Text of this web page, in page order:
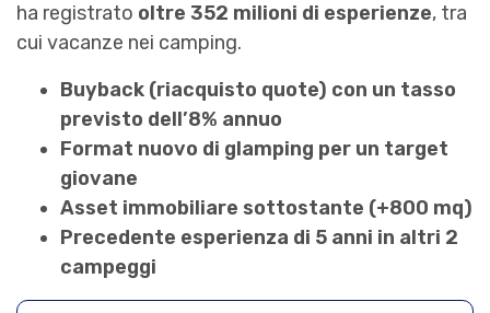
ha registrato oltre 352 milioni di esperienze, tra
cui vacanze nei camping.
Buyback (riacquisto quote) con un tasso
previsto dell’8% annuo
Format nuovo di glamping per un target
giovane
Asset immobiliare sottostante (+800 mq)
Precedente esperienza di 5 anni in altri 2
campeggi